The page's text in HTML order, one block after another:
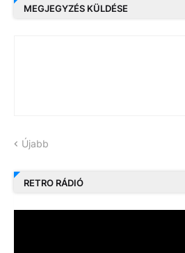
MEGJEGYZÉS KÜLDÉSE
Újabb
RETRO RÁDIÓ